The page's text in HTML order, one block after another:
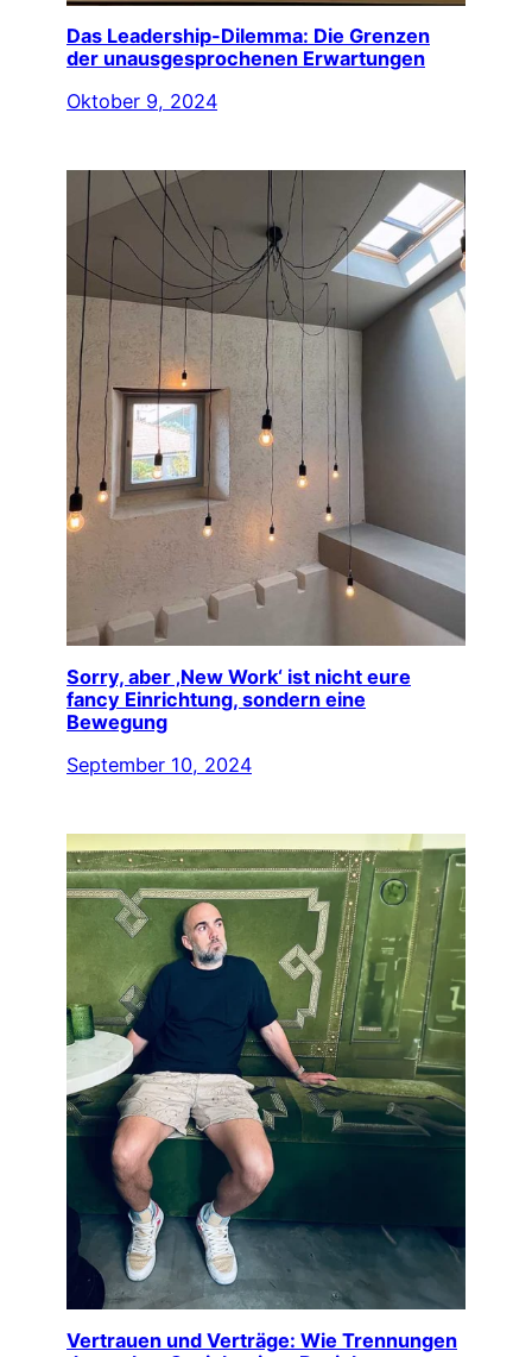
Das Leadership-Dilemma: Die Grenzen
der unausgesprochenen Erwartungen
Oktober 9, 2024
Sorry, aber ‚New Work‘ ist nicht eure
fancy Einrichtung, sondern eine
Bewegung
September 10, 2024
Vertrauen und Verträge: Wie Trennungen